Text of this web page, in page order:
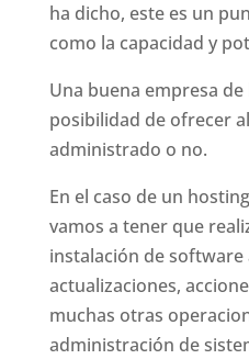
ha dicho, este es un
como la capacidad y
Una buena empresa
posibilidad de ofrecer
administrado o no.
En el caso de un
vamos a tener que
instalación de software
actualizaciones,
muchas otras
administración de